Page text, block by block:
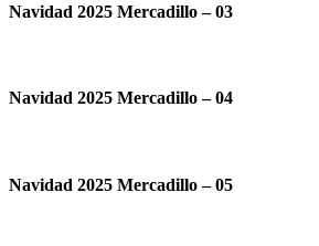
Navidad 2025 Mercadillo – 03
Navidad 2025 Mercadillo – 04
Navidad 2025 Mercadillo – 05